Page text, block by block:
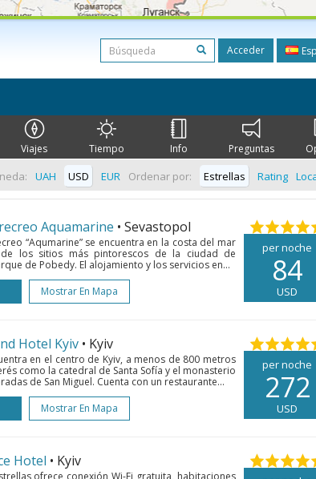
Acceder
Viajes Tiempo Info Preguntas
Ordenar por: Estrellas Rating
UAH USD EUR
per noche
84
USD
Aquamarine • Sevastopol
“Aqumarine” se encuentra en la costa del mar
los sitios más pintorescos de la ciudad de
de Pobedy. El alojamiento y los servicios en...
Mostrar En Mapa
per noche
272
USD
Hotel Kyiv • Kyiv
en el centro de Kyiv, a menos de 800 metros
como la catedral de Santa Sofía y el monasterio
de San Miguel. Cuenta con un restaurante...
Mostrar En Mapa
Hotel • Kyiv
ofrece conexión Wi-Fi gratuita, habitaciones